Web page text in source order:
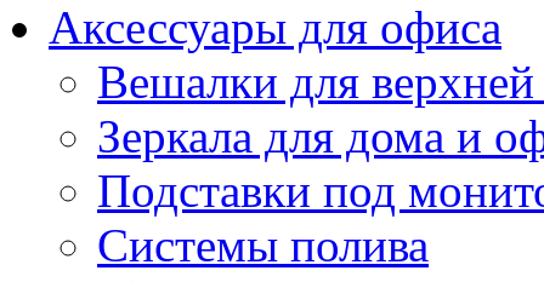
Аксессуары для офиса
Вешалки для
Зеркала для дома и
Подставки под
Системы полива